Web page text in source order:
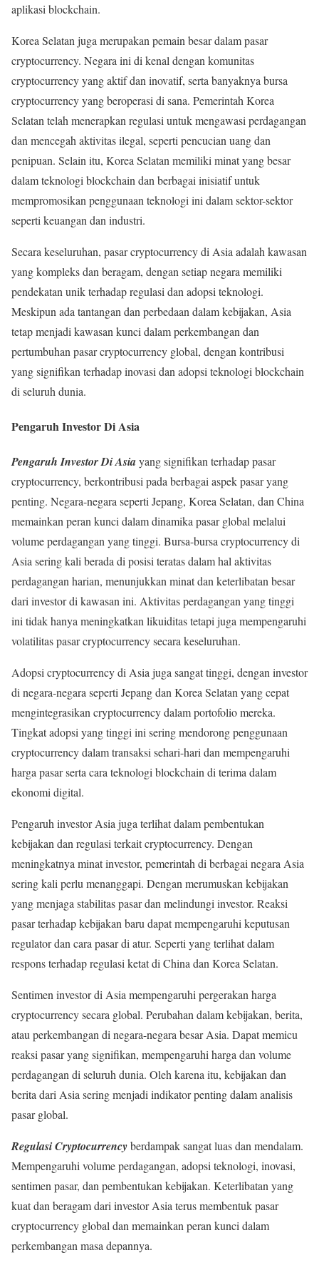
aplikasi blockchain.
Korea Selatan juga merupakan pemain besar dalam pasar
cryptocurrency. Negara ini di kenal dengan komunitas
cryptocurrency yang aktif dan inovatif, serta banyaknya bursa
cryptocurrency yang beroperasi di sana. Pemerintah Korea
Selatan telah menerapkan regulasi untuk mengawasi perdagangan
dan mencegah aktivitas ilegal, seperti pencucian uang dan
penipuan. Selain itu, Korea Selatan memiliki minat yang besar
dalam teknologi blockchain dan berbagai inisiatif untuk
mempromosikan penggunaan teknologi ini dalam sektor-sektor
seperti keuangan dan industri.
Secara keseluruhan, pasar cryptocurrency di Asia adalah kawasan
yang kompleks dan beragam, dengan setiap negara memiliki
pendekatan unik terhadap regulasi dan adopsi teknologi.
Meskipun ada tantangan dan perbedaan dalam kebijakan, Asia
tetap menjadi kawasan kunci dalam perkembangan dan
pertumbuhan pasar cryptocurrency global, dengan kontribusi
yang signifikan terhadap inovasi dan adopsi teknologi blockchain
di seluruh dunia.
Pengaruh Investor Di Asia
Pengaruh Investor Di Asiayang signifikan terhadap pasar
cryptocurrency, berkontribusi pada berbagai aspek pasar yang
penting. Negara-negara seperti Jepang, Korea Selatan, dan China
memainkan peran kunci dalam dinamika pasar global melalui
volume perdagangan yang tinggi. Bursa-bursa cryptocurrency di
Asia sering kali berada di posisi teratas dalam hal aktivitas
perdagangan harian, menunjukkan minat dan keterlibatan besar
dari investor di kawasan ini. Aktivitas perdagangan yang tinggi
ini tidak hanya meningkatkan likuiditas tetapi juga mempengaruhi
volatilitas pasar cryptocurrency secara keseluruhan.
Adopsi cryptocurrency di Asia juga sangat tinggi, dengan investor
di negara-negara seperti Jepang dan Korea Selatan yang cepat
mengintegrasikan cryptocurrency dalam portofolio mereka.
Tingkat adopsi yang tinggi ini sering mendorong penggunaan
cryptocurrency dalam transaksi sehari-hari dan mempengaruhi
harga pasar serta cara teknologi blockchain di terima dalam
ekonomi digital.
Pengaruh investor Asia juga terlihat dalam pembentukan
kebijakan dan regulasi terkait cryptocurrency. Dengan
meningkatnya minat investor, pemerintah di berbagai negara Asia
sering kali perlu menanggapi. Dengan merumuskan kebijakan
yang menjaga stabilitas pasar dan melindungi investor. Reaksi
pasar terhadap kebijakan baru dapat mempengaruhi keputusan
regulator dan cara pasar di atur. Seperti yang terlihat dalam
respons terhadap regulasi ketat di China dan Korea Selatan.
Sentimen investor di Asia mempengaruhi pergerakan harga
cryptocurrency secara global. Perubahan dalam kebijakan, berita,
atau perkembangan di negara-negara besar Asia. Dapat memicu
reaksi pasar yang signifikan, mempengaruhi harga dan volume
perdagangan di seluruh dunia. Oleh karena itu, kebijakan dan
berita dari Asia sering menjadi indikator penting dalam analisis
pasar global.
Regulasi Cryptocurrencyberdampak sangat luas dan mendalam.
Mempengaruhi volume perdagangan, adopsi teknologi, inovasi,
sentimen pasar, dan pembentukan kebijakan. Keterlibatan yang
kuat dan beragam dari investor Asia terus membentuk pasar
cryptocurrency global dan memainkan peran kunci dalam
perkembangan masa depannya.